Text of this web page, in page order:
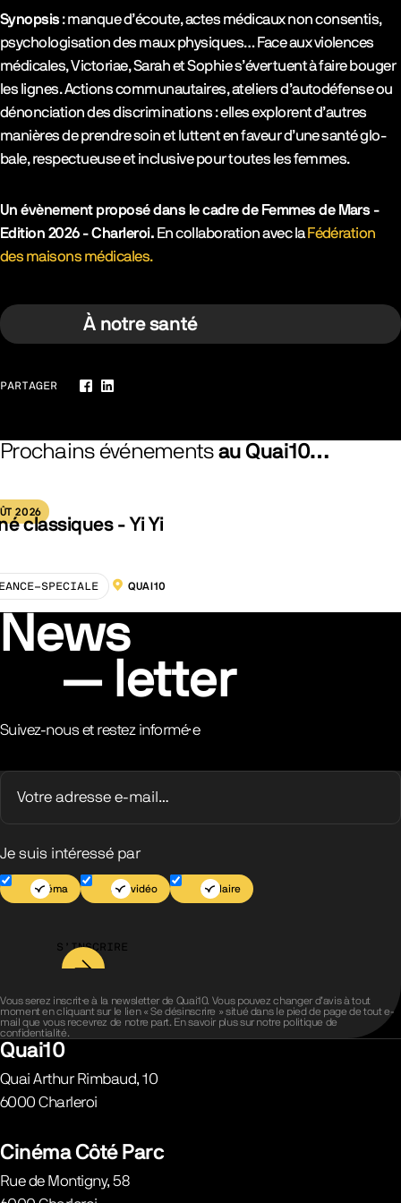
Synopsis: manque d’écoute, actes médi­caux non consen­tis,
psy­cho­lo­gi­sa­tion des maux phy­siques… Face aux vio­lences
médi­cales, Vic­to­riae, Sarah et Sophie s’évertuent à faire bou­ger
les lignes. Actions com­mu­nau­taires, ate­liers d’autodéfense ou
dénon­cia­tion des dis­cri­mi­na­tions : elles explorent d’autres
manières de prendre soin et luttent en faveur d’une san­té glo­
bale, res­pec­tueuse et inclu­sive pour toutes les femmes.
Un évènement proposé dans le cadre de Femmes de Mars -
Edition 2026 - Charleroi. En collaboration avec la Fédération
des maisons médicales.
À notre santé
PARTAGER
Facebook
LinkedIn
Prochains événements au Quai10…
2026
classiques - Yi Yi
SPECIALE LOCALISATION :
QUAI10
News
letter
Suivez-nous et restez informé·e
Je suis intéressé par
Cinéma Jeu vidéo Scolaire
S’INSCRIRE
Vous serez inscrit·e à la newsletter de Quai10. Vous pouvez changer d’avis à tout
moment en cliquant sur le lien « Se désinscrire » situé dans le pied de page de tout e-
mail que vous recevrez de notre part. En savoir plus sur notre politique de
confidentialité.
Quai10
Quai Arthur Rimbaud, 10
6000 Charleroi
Cinéma Côté Parc
Rue de Montigny, 58